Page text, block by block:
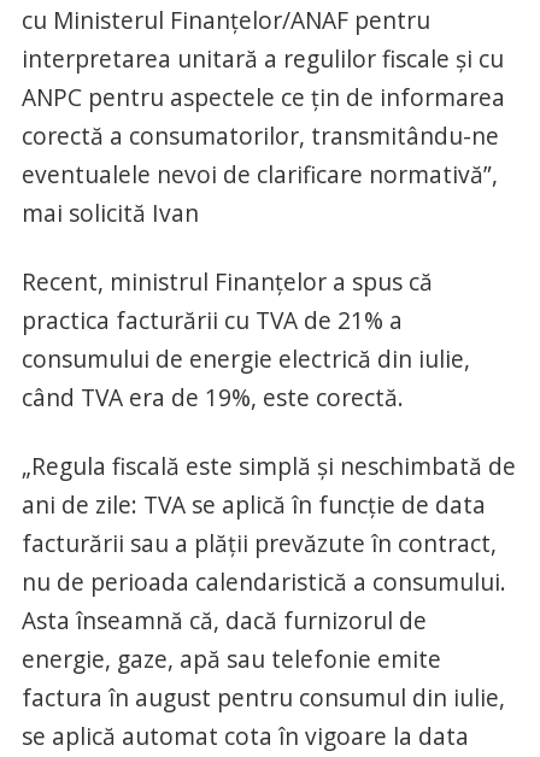
cu Ministerul Finanțelor/ANAF pentru
interpretarea unitară a regulilor fiscale și cu
ANPC pentru aspectele ce țin de informarea
corectă a consumatorilor, transmitându-ne
eventualele nevoi de clarificare normativă”,
mai solicită Ivan
Recent, ministrul Finanțelor a spus că
practica facturării cu TVA de 21% a
consumului de energie electrică din iulie,
când TVA era de 19%, este corectă.
„Regula fiscală este simplă și neschimbată de
ani de zile: TVA se aplică în funcție de data
facturării sau a plății prevăzute în contract,
nu de perioada calendaristică a consumului.
Asta înseamnă că, dacă furnizorul de
energie, gaze, apă sau telefonie emite
factura în august pentru consumul din iulie,
se aplică automat cota în vigoare la data